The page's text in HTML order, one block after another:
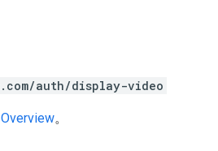
auth/display-video
。